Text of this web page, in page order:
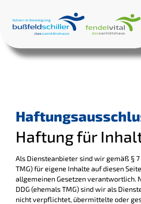
Haftung für
Als Diensteanbieter sind wir gemäß § 7
TMG) für eigene Inhalte auf diesen
allgemeinen Gesetzen verantwortlich.
DDG (ehemals TMG) sind wir als
nicht verpflichtet, übermittelte oder